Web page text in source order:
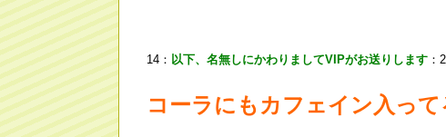
14： 以下、名無しにかわりましてVIPがお送りします
コーラにもカフェイン入っ